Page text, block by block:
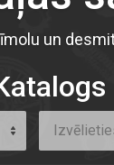
un